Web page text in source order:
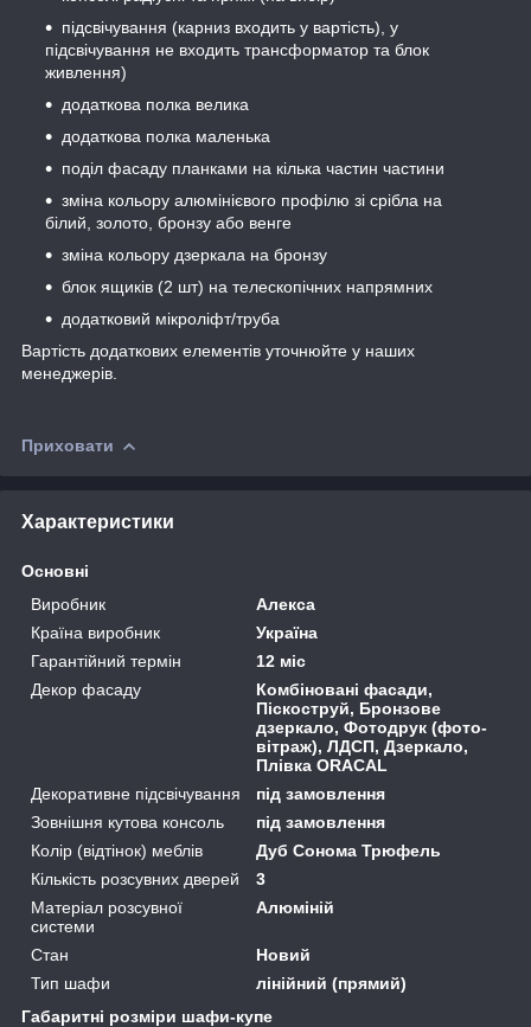
підсвічування (карниз входить у вартість), у
підсвічування не входить трансформатор та блок
живлення)
додаткова полка велика
додаткова полка маленька
поділ фасаду планками на кілька частин частини
зміна кольору алюмінієвого профілю зі срібла на
білий, золото, бронзу або венге
зміна кольору дзеркала на бронзу
блок ящиків (2 шт) на телескопічних напрямних
додатковий мікроліфт/труба
Вартість додаткових елементів уточнюйте у наших
менеджерів.
Приховати
Характеристики
Основні
Виробник
Алекса
Країна виробник
Україна
Гарантійний термін
12 міс
Декор фасаду
Комбіновані фасади,
Піскоструй, Бронзове
дзеркало, Фотодрук (фото-
вітраж), ЛДСП, Дзеркало,
Плівка ORACAL
Декоративне підсвічування
під замовлення
Зовнішня кутова консоль
під замовлення
Колір (відтінок) меблів
Дуб Сонома Трюфель
Кількість розсувних дверей
3
Матеріал розсувної
системи
Алюміній
Стан
Новий
Тип шафи
лінійний (прямий)
Габаритні розміри шафи-купе